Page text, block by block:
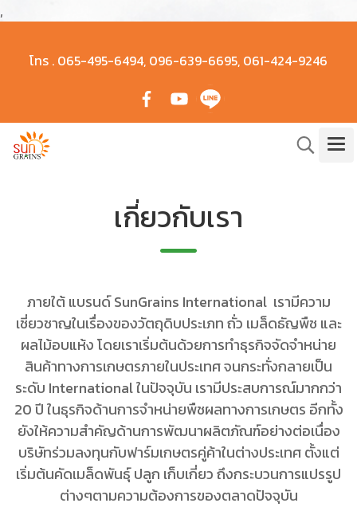
,
โทร . 065-495-6494, 096-639-6695, 061-424-9246
เกี่ยวกับเรา
ภายใต้ แบรนด์ SunGrains International เรามีความ
เชี่ยวชาญในเรื่องของวัตถุดิบประเภท ถั่ว เมล็ดธัญพืช และ
ผลไม้อบแห้ง โดยเราเริ่มต้นด้วยการทำธุรกิจจัดจำหน่าย
สินค้าทางการเกษตรภายในประเทศ จนกระทั่งกลายเป็น
ระดับ International ในปัจจุบัน เรามีประสบการณ์มากกว่า
20 ปี ในธุรกิจด้านการจำหน่ายพืชผลทางการเกษตร อีกทั้ง
ยังให้ความสำคัญด้านการพัฒนาผลิตภัณฑ์อย่างต่อเนื่อง
บริษัทร่วมลงทุนกับฟาร์มเกษตรคู่ค้าในต่างประเทศ ตั้งแต่
เริ่มต้นคัดเมล็ดพันธุ์ ปลูก เก็บเกี่ยว ถึงกระบวนการแปรรูป
ต่างๆตามความต้องการของตลาดปัจจุบัน